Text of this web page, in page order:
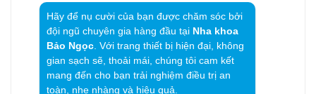
Hãy để nụ cười của bạn được chăm sóc bởi
đội ngũ chuyên gia hàng đầu tại Nha khoa
Bảo Ngọc . Với trang thiết bị hiện đại, không
gian sạch sẽ, thoải mái, chúng tôi cam kết
mang đến cho bạn trải nghiệm điều trị an
toàn, nhẹ nhàng và hiệu quả.